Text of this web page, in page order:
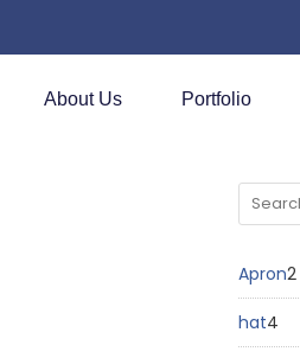
About Us Portfolio
Apron2
hat4